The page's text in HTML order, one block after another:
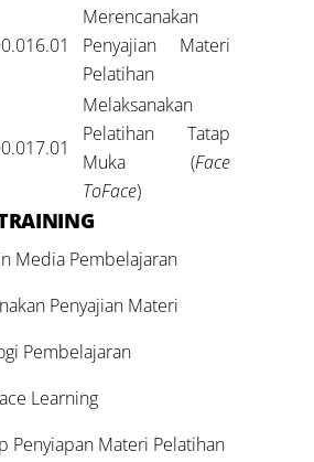
Merencanakan
Penyajian Materi
Pelatihan
Melaksanakan
Pelatihan Tatap
Muka (Face
ToFace)
Media Pembelajaran
Penyajian Materi
Pembelajaran
Learning
Penyiapan Materi Pelatihan